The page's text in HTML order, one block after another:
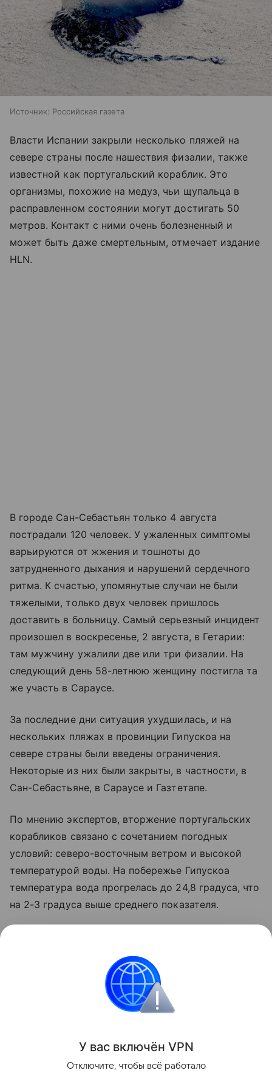
Источник: Российская газета
Власти Испании закрыли несколько пляжей на
севере страны после нашествия физалии, также
известной как португальский кораблик. Это
организмы, похожие на медуз, чьи щупальца в
расправленном состоянии могут достигать 50
метров. Контакт с ними очень болезненный и
может быть даже смертельным, отмечает издание
HLN.
В городе Сан-Себастьян только 4 августа
пострадали 120 человек. У ужаленных симптомы
варьируются от жжения и тошноты до
затрудненного дыхания и нарушений сердечного
ритма. К счастью, упомянутые случаи не были
тяжелыми, только двух человек пришлось
доставить в больницу. Самый серьезный инцидент
произошел в воскресенье, 2 августа, в Гетарии:
там мужчину ужалили две или три физалии. На
следующий день 58-летнюю женщину постигла та
же участь в Сараусе.
За последние дни ситуация ухудшилась, и на
нескольких пляжах в провинции Гипускоа на
севере страны были введены ограничения.
Некоторые из них были закрыты, в частности, в
Сан-Себастьяне, в Сараусе и Газтетапе.
По мнению экспертов, вторжение португальских
корабликов связано с сочетанием погодных
условий: северо-восточным ветром и высокой
температурой воды. На побережье Гипускоа
температура вода прогрелась до 24,8 градуса, что
на 2-3 градуса выше среднего показателя.
этой неделе после появления многочисленных
физалий на атлантическом побережье: несколько
пляжей были закрыты, в том числе в Бретани и
Поделиться
У вас включён VPN
Отключите, чтобы всё работало